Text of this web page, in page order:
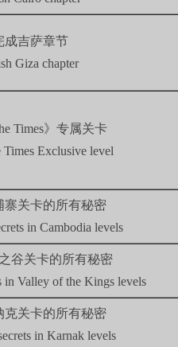
成吉萨章节
Giza chapter
Times》专属关卡
Times Exclusive level
寨关卡的所有秘密
in Cambodia levels
谷关卡的所有秘密
in Valley of the Kings levels
克关卡的所有秘密
in Karnak levels